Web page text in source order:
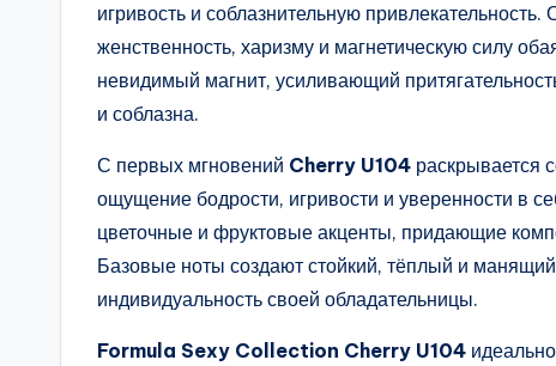
игривость и соблазнительную
женственность, харизму и магнетическую силу
невидимый магнит, усиливающий
и соблазна.
С первых мгновений Cherry U104 раскрывается
ощущение бодрости, игривости и уверенности в
цветочные и фруктовые акценты, придающие
Базовые ноты создают стойкий, тёплый и
индивидуальность своей обладательницы.
Formula Sexy Collection Cherry U104